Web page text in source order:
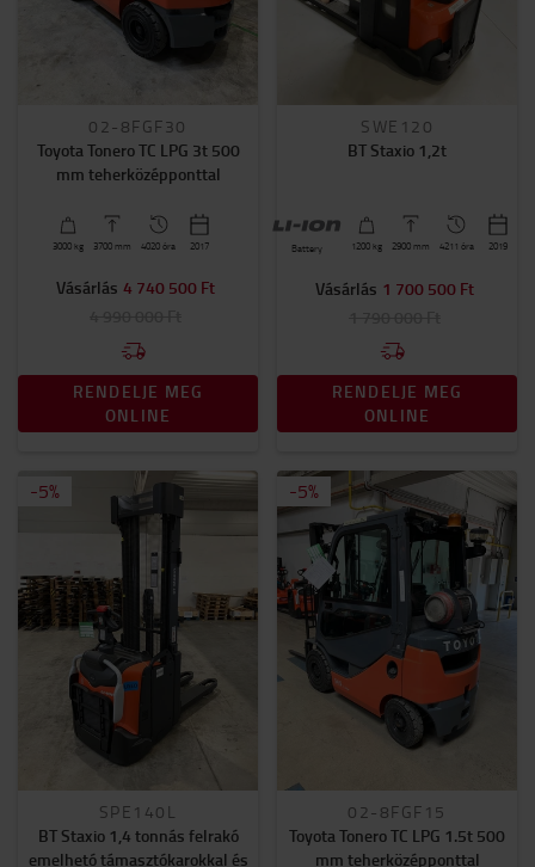
02-8FGF30
Toyota Tonero TC LPG 3t 500
mm teherközépponttal
3000 kg 3700 mm 4020 óra 2017
Vásárlás 4 740 500 Ft
RENDELJE MEG
ONLINE
SWE120
BT Staxio 1,2t
Battery 1200 kg 2900 mm 4211 óra 2019
Vásárlás 1 700 500 Ft
RENDELJE MEG
ONLINE
-5%
SPE140L
BT Staxio 1,4 tonnás felrakó
emelhetó támasztókarokkal és
-5%
02-8FGF15
Toyota Tonero TC LPG 1.5t 500
mm teherközépponttal